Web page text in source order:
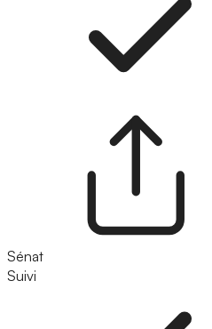
Sénat
Suivi